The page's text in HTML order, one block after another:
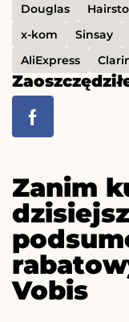
Douglas
x-kom
Sinsay
AliExpress
Zanim
Vobis